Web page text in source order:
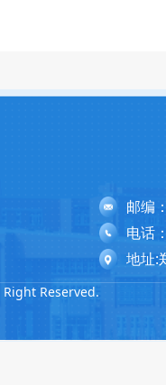
邮编
电话
地址:
Reserved.